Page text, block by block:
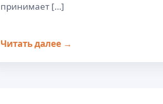
принимает […]
Читать далее →